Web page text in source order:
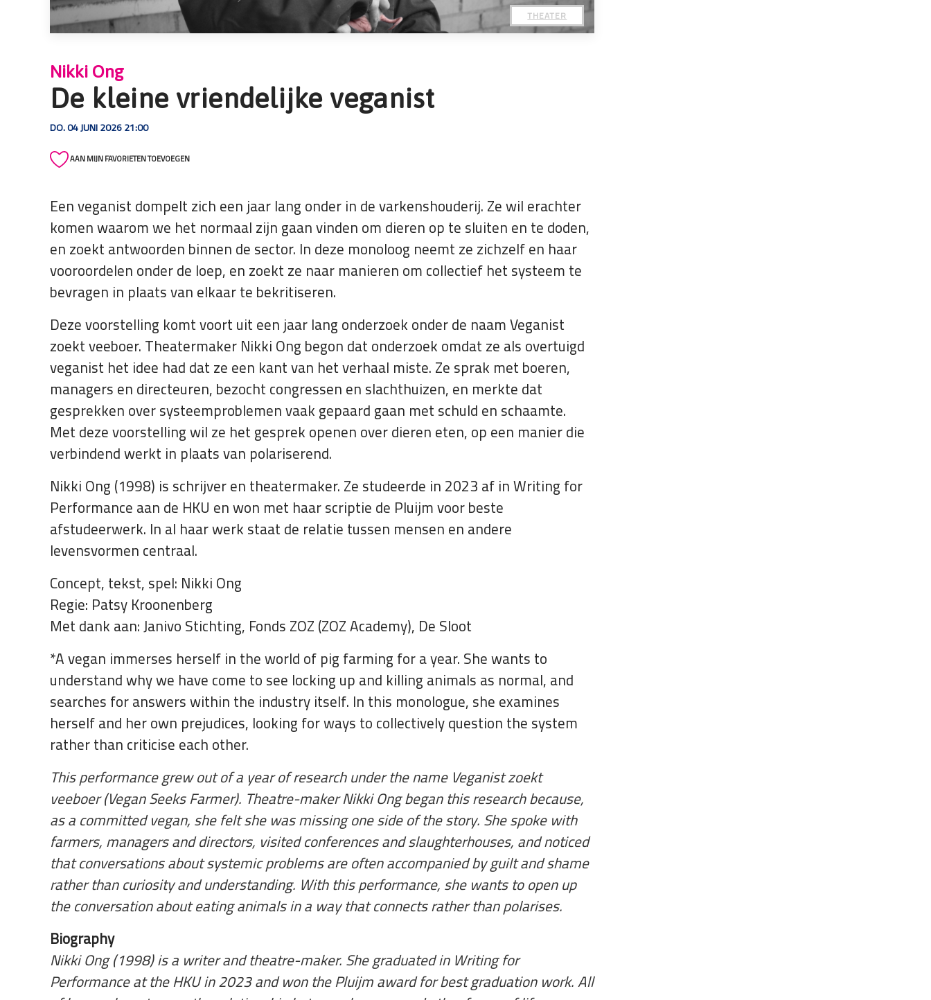
THEATER
Nikki Ong
De kleine vriendelijke veganist
DO. 04 JUNI 2026 21:00
AAN MIJN FAVORIETEN TOEVOEGEN
Een veganist dompelt zich een jaar lang onder in de varkenshouderij. Ze wil erachter
komen waarom we het normaal zijn gaan vinden om dieren op te sluiten en te doden,
en zoekt antwoorden binnen de sector. In deze monoloog neemt ze zichzelf en haar
vooroordelen onder de loep, en zoekt ze naar manieren om collectief het systeem te
bevragen in plaats van elkaar te bekritiseren.
Deze voorstelling komt voort uit een jaar lang onderzoek onder de naam Veganist
zoekt veeboer. Theatermaker Nikki Ong begon dat onderzoek omdat ze als overtuigd
veganist het idee had dat ze een kant van het verhaal miste. Ze sprak met boeren,
managers en directeuren, bezocht congressen en slachthuizen, en merkte dat
gesprekken over systeemproblemen vaak gepaard gaan met schuld en schaamte.
Met deze voorstelling wil ze het gesprek openen over dieren eten, op een manier die
verbindend werkt in plaats van polariserend.
Nikki Ong (1998) is schrijver en theatermaker. Ze studeerde in 2023 af in Writing for
Performance aan de HKU en won met haar scriptie de Pluijm voor beste
afstudeerwerk. In al haar werk staat de relatie tussen mensen en andere
levensvormen centraal.
Concept, tekst, spel: Nikki Ong
Regie: Patsy Kroonenberg
Met dank aan: Janivo Stichting, Fonds ZOZ (ZOZ Academy), De Sloot
*A vegan immerses herself in the world of pig farming for a year. She wants to
understand why we have come to see locking up and killing animals as normal, and
searches for answers within the industry itself. In this monologue, she examines
herself and her own prejudices, looking for ways to collectively question the system
rather than criticise each other.
This performance grew out of a year of research under the name Veganist zoekt
veeboer (Vegan Seeks Farmer). Theatre-maker Nikki Ong began this research because,
as a committed vegan, she felt she was missing one side of the story. She spoke with
farmers, managers and directors, visited conferences and slaughterhouses, and noticed
that conversations about systemic problems are often accompanied by guilt and shame
rather than curiosity and understanding. With this performance, she wants to open up
the conversation about eating animals in a way that connects rather than polarises.
Biography
Nikki Ong (1998) is a writer and theatre-maker. She graduated in Writing for
Performance at the HKU in 2023 and won the Pluijm award for best graduation work. All